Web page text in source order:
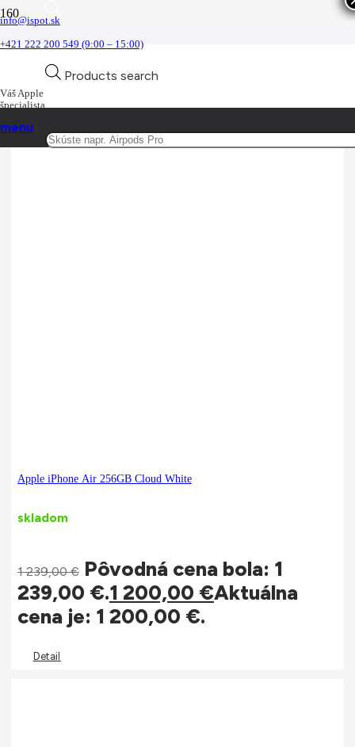
info@ispot.sk
+421 222 200 549 (9:00 – 15:00)
Váš Apple
špecialista
Products search
menu
iPhone Air
iPhone Air
Apple iPhone Air 256GB Cloud White
skladom
1 239,00€ Pôvodná cena bola: 1
239,00 €.1 200,00 €Aktuálna
cena je: 1 200,00 €.
Detail